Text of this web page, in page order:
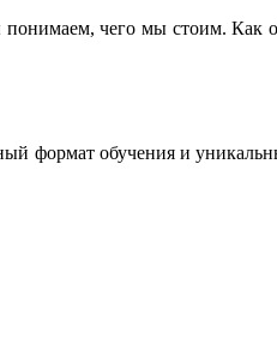
чего мы стоим. Как
формат обучения и